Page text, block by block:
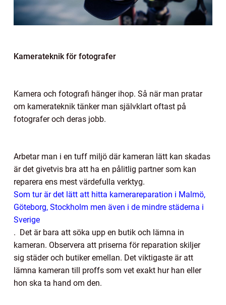
Kamerateknik för fotografer
Kamera och fotografi hänger ihop. Så när man pratar
om kamerateknik tänker man självklart oftast på
fotografer och deras jobb.
Arbetar man i en tuff miljö där kameran lätt kan skadas
är det givetvis bra att ha en pålitlig partner som kan
reparera ens mest värdefulla verktyg.
Som tur är det lätt att hitta kamerareparation i Malmö,
Göteborg, Stockholm men även i de mindre städerna i
Sverige
. Det är bara att söka upp en butik och lämna in
kameran. Observera att priserna för reparation skiljer
sig städer och butiker emellan. Det viktigaste är att
lämna kameran till proffs som vet exakt hur han eller
hon ska ta hand om den.